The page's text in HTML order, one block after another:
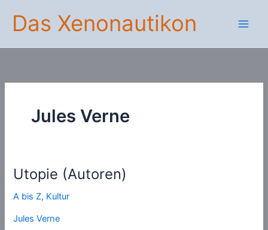
Inhalt
springen
Das Xenonautikon
Jules Verne
Utopie (Autoren)
A bis Z, Kultur
Jules Verne